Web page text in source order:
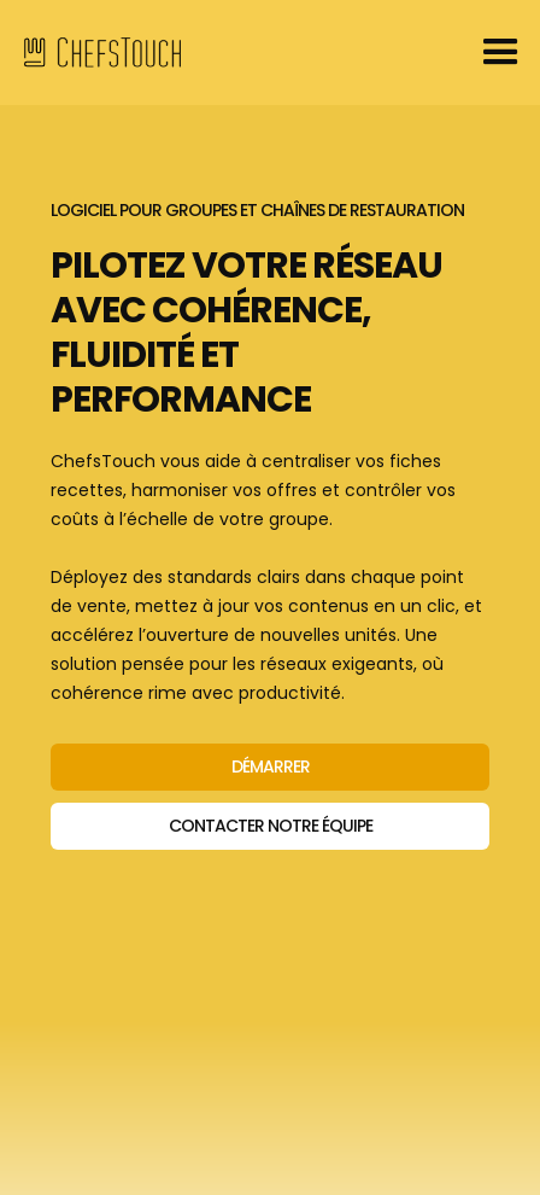
LOGICIEL POUR GROUPES ET CHAÎNES DE RESTAURATION
PILOTEZ VOTRE RÉSEAU
AVEC COHÉRENCE,
FLUIDITÉ ET
PERFORMANCE
ChefsTouch vous aide à centraliser vos fiches
recettes, harmoniser vos offres et contrôler vos
coûts à l’échelle de votre groupe.
Déployez des standards clairs dans chaque point
de vente, mettez à jour vos contenus en un clic, et
accélérez l’ouverture de nouvelles unités. Une
solution pensée pour les réseaux exigeants, où
cohérence rime avec productivité.
DÉMARRER
CONTACTER NOTRE ÉQUIPE